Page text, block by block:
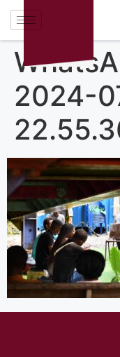
2024-